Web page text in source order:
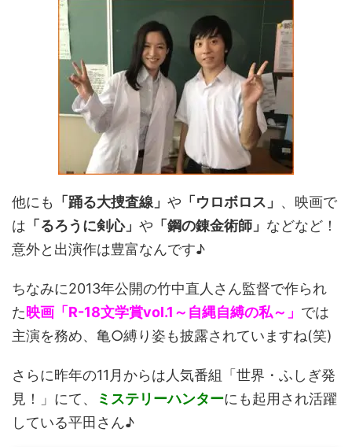
他にも 「踊る大捜査線」 や 「ウロボロス」 、映画で
は 「るろうに剣心」 や 「鋼の錬金術師」 などなど！
意外と出演作は豊富なんです♪
ちなみに2013年公開の竹中直人さん監督で作られ
た 映画「R-18文学賞vol.1～自縄自縛の私～」 では
主演を務め、亀○縛り姿も披露されていますね(笑)
さらに昨年の11月からは人気番組「世界・ふしぎ発
見！」にて、
ミステリーハンターにも起用され活躍
している平田さん♪